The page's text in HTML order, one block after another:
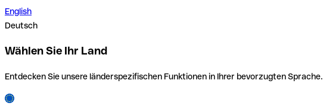
English
Deutsch
Wählen Sie Ihr Land
Entdecken Sie unsere länderspezifischen Funktionen in Ihrer bevorzugten Sprache.